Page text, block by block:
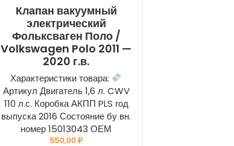
Клапан вакуумный
электрический
Фольксваген Поло /
Volkswagen Polo 2011 —
2020 г.в.
Характеристики товара:
Артикул Двигатель 1,6 л. CWV
110 л.с. Коробка АКПП PLS год
выпуска 2016 Состояние бу вн.
номер 15013043 ОЕМ
550,00₽